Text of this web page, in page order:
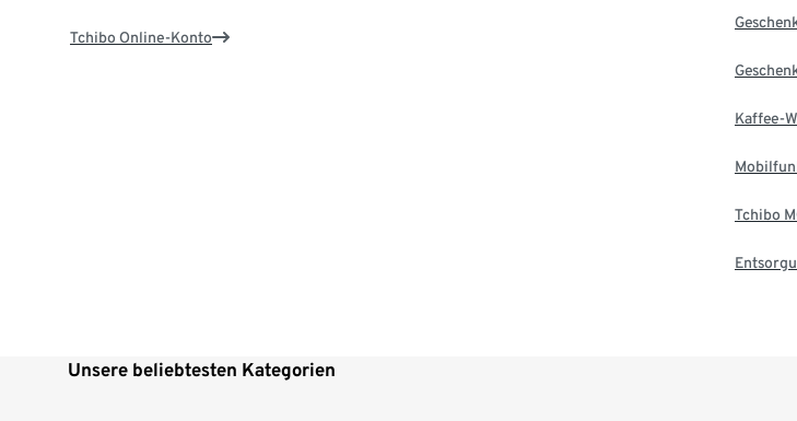
Tchibo Online-Konto
Kaffee-
Tchibo
Unsere beliebtesten Kategorien